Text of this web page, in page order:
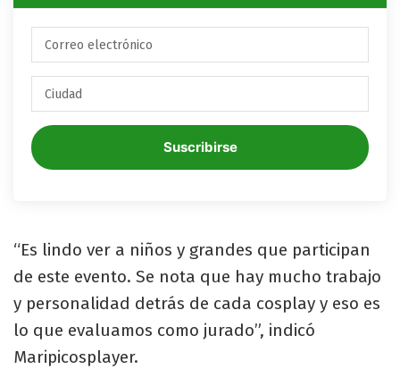
Suscribirse
“Es lindo ver a niños y grandes que participan
de este evento. Se nota que hay mucho trabajo
y personalidad detrás de cada cosplay y eso es
lo que evaluamos como jurado”, indicó
Maripicosplayer.